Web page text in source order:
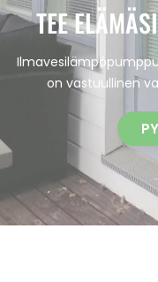
TEE
on vastuullinen